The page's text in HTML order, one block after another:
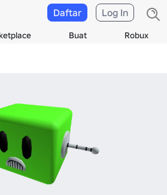
Buat Robux
Daftar Log In